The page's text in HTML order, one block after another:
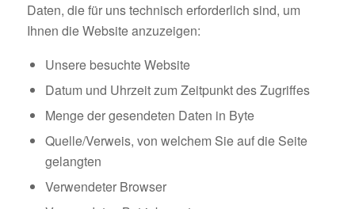
Daten, die für uns technisch erforderlich sind, um
Ihnen die Website anzuzeigen:
Unsere besuchte Website
Datum und Uhrzeit zum Zeitpunkt des Zugriffes
Menge der gesendeten Daten in Byte
Quelle/Verweis, von welchem Sie auf die Seite
gelangten
Verwendeter Browser